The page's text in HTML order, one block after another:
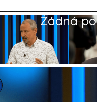
Žádná
Michael Cardal
Akt. 1. čvn 2025, 14:06